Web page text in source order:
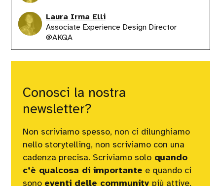
Laura Irma Elli
Associate Experience Design Director
@AKQA
Conosci la nostra
newsletter?
Non scriviamo spesso, non ci dilunghiamo
nello storytelling, non scriviamo con una
cadenza precisa. Scriviamo solo quando
c’è qualcosa di importante e quando ci
sono eventi delle community più attive.